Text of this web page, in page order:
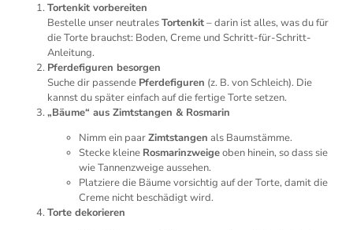
Tortenkit vorbereiten
Bestelle unser neutralesTortenkit– darin ist alles, was du für
die Torte brauchst: Boden, Creme und Schritt-für-Schritt-
Anleitung.
Pferdefiguren besorgen
Suche dir passende Pferdefiguren (z. B. von Schleich). Die
kannst du später einfach auf die fertige Torte setzen.
„Bäume“ aus Zimtstangen & Rosmarin
Nimm ein paarZimtstangen als Baumstämme.
Stecke kleine Rosmarinzweigeoben hinein, so dass sie
wie Tannenzweige aussehen.
Platziere die Bäume vorsichtig auf der Torte, damit die
Creme nicht beschädigt wird.
Torte dekorieren